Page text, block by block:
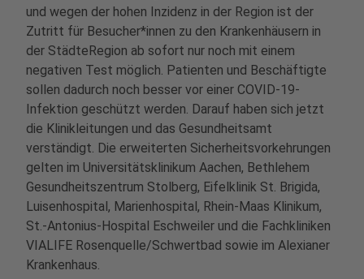
und wegen der hohen Inzidenz in der Region ist der
Zutritt für Besucher*innen zu den Krankenhäusern in
der StädteRegion ab sofort nur noch mit einem
negativen Test möglich. Patienten und Beschäftigte
sollen dadurch noch besser vor einer COVID-19-
Infektion geschützt werden. Darauf haben sich jetzt
die Klinikleitungen und das Gesundheitsamt
verständigt. Die erweiterten Sicherheitsvorkehrungen
gelten im Universitätsklinikum Aachen, Bethlehem
Gesundheitszentrum Stolberg, Eifelklinik St. Brigida,
Luisenhospital, Marienhospital, Rhein-Maas Klinikum,
St.-Antonius-Hospital Eschweiler und die Fachkliniken
VIALIFE Rosenquelle/Schwertbad sowie im Alexianer
Krankenhaus.